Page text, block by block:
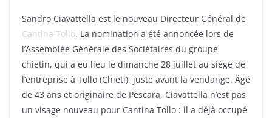
Sandro Ciavattella est le nouveau Directeur Général de
Cantina Tollo. La nomination a été annoncée lors de
l’Assemblée Générale des Sociétaires du groupe
chietin, qui a eu lieu le dimanche 28 juillet au siège de
l’entreprise à Tollo (Chieti), juste avant la vendange. Âgé
de 43 ans et originaire de Pescara, Ciavattella n’est pas
un visage nouveau pour Cantina Tollo : il a déjà occupé